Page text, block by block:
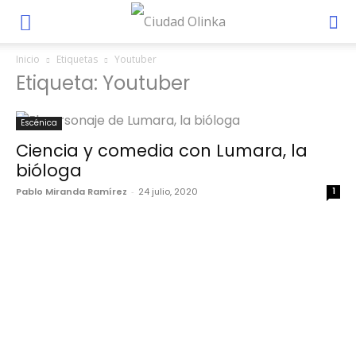
Inicio Etiquetas Youtuber
Etiqueta: Youtuber
Escénica
Ciencia y comedia con Lumara, la
bióloga
Pablo Miranda Ramírez - 24 julio, 2020 1